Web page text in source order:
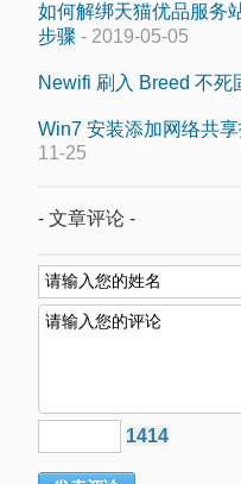
如何解绑天猫优品服务
步骤 - 2019-05-05
Newifi 刷入 Breed 不死
Win7 安装添加网络共
11-25
- 文章评论 -
1414